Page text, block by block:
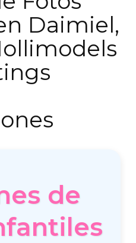
Daimiel,
de